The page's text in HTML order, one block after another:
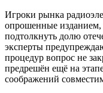
Игроки рынка
опрошенные изданием,
подтолкнуть долю
эксперты
процедур вопрос не
предрешён ещё на
соображений